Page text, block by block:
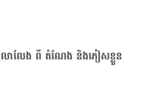
លាលែង ពី តំណែង និងភៀសខ្លួន